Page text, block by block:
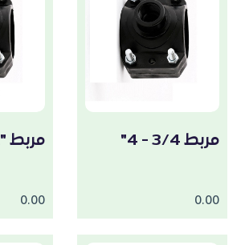
مربط 3/4 - 4"
0.00
مربط "1 1/2-"4
0.00